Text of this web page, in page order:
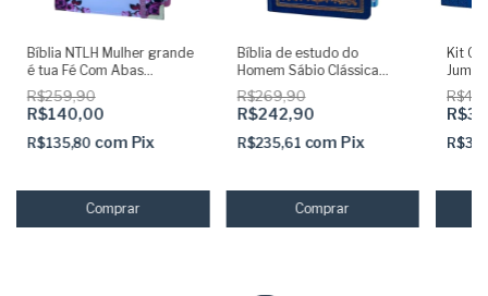
Bíblia NTLH Mulher grande
é tua Fé Com Abas
Adesivas Capa dura
acolchoada + elastico rosa
R$259,90
R$140,00
R$135,80 com Pix
Bíblia de estudo do
Homem Sábio Clássica
Azul com Abas adesivas e
Capa dura
R$269,90
R$242,90
R$235,61 com Pix
Kit
Abas